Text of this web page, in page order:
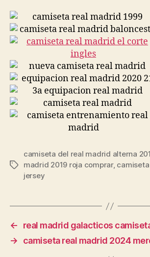
Etiquetas
camiseta del real madrid alterna
madrid 2019 roja comprar,
jersey
←
real madrid galacticos
→
camiseta real madrid 2024